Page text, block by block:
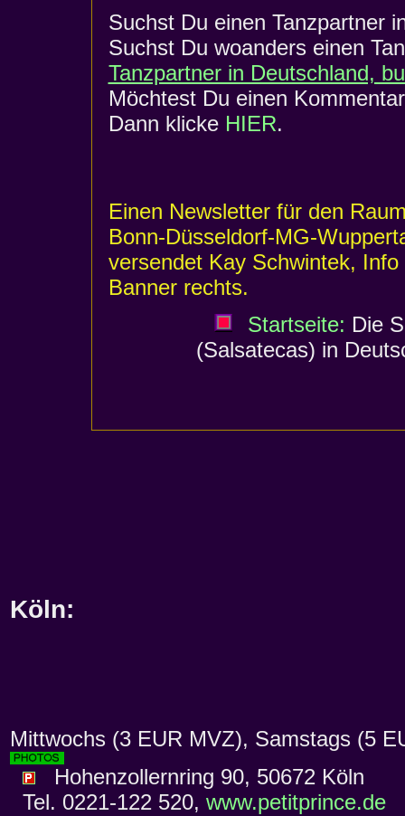
Suchst Du einen Tanzpartner
Suchst Du woanders einen
Tanzpartner in Deutschland,
Möchtest Du einen
Dann klicke HIER.
Einen Newsletter für den
Bonn-Düsseldorf-MG-
versendet Kay Schwintek, Info
Banner rechts.
Startseite: Die
(Salsatecas) in
Köln:
Mittwochs (3 EUR MVZ), Samstags (5
Hohenzollernring 90, 50672 Köln
Tel. 0221-122 520, www.petitprince.de